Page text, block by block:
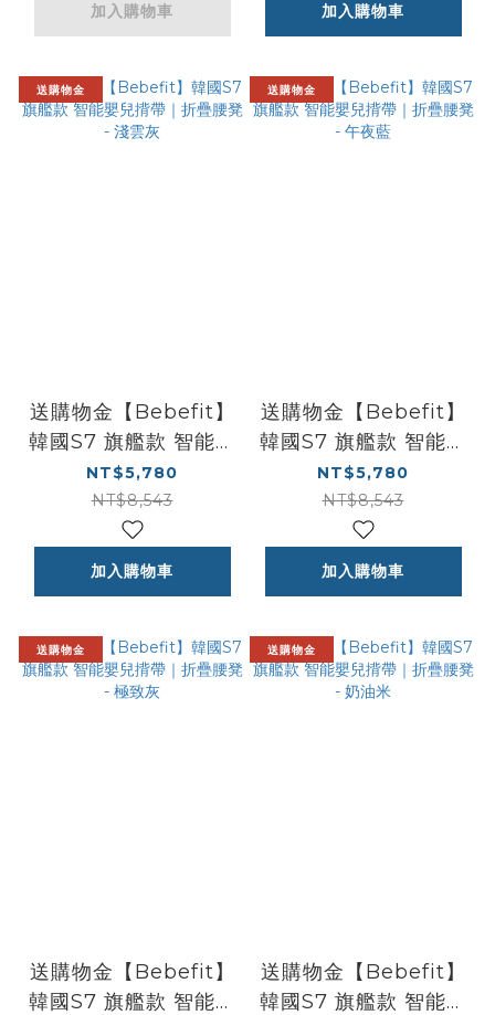
加入購物車 加入購物車
送購物金
送購物金【Bebefit】
韓國S7 旗艦款 智能嬰
兒揹帶｜折疊腰凳 -
淺雲灰
NT$5,780
NT$8,543
加入購物車
送購物金
送購物金【Bebefit】
韓國S7 旗艦款 智能嬰
兒揹帶｜折疊腰凳 -
午夜藍
NT$5,780
NT$8,543
加入購物車
送購物金
送購物金【Bebefit】
韓國S7 旗艦款 智能嬰
送購物金
送購物金【Bebefit】
韓國S7 旗艦款 智能嬰